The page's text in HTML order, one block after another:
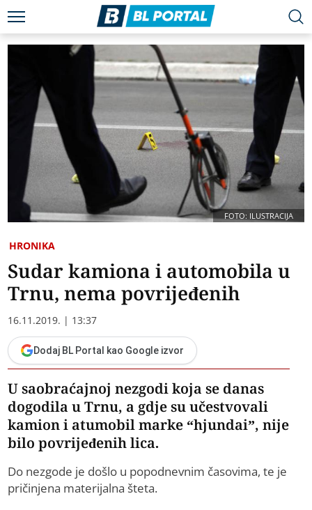
FOTO: ILUSTRACIJA
HRONIKA
Sudar kamiona i automobila u
Trnu, nema povrijeđenih
16.11.2019. | 13:37
Dodaj BL Portal kao Google izvor
U saobraćajnoj nezgodi koja se danas
dogodila u Trnu, a gdje su učestvovali
kamion i atumobil marke “hjundai”, nije
bilo povrijeđenih lica.
Do nezgode je došlo u popodnevnim časovima, te je
pričinjena materijalna šteta.